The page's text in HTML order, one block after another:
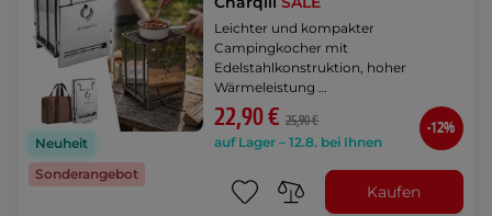
Neuheit
Sonderangebot
Leichter und kompakter
Campingkocher mit
Edelstahlkonstruktion, hoher
Wärmeleistung …
22,90 € 25,90 €
auf Lager – 12.8. bei Ihnen
-12%
Kaufen